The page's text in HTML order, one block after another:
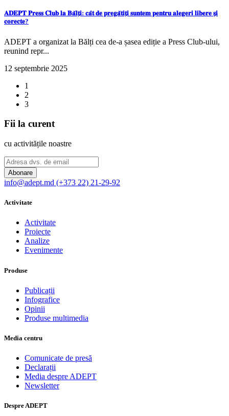
𝐀𝐃𝐄𝐏𝐓 𝐏𝐫𝐞𝐬𝐬 𝐂𝐥𝐮𝐛 𝐥𝐚 𝐁𝐚̆𝐥𝐭̗𝐢: 𝐜𝐚̂𝐭 𝐝𝐞 𝐩𝐫𝐞𝐠𝐚̆𝐭𝐢𝐭̗𝐢 𝐬𝐮𝐧𝐭𝐞𝐦 𝐩𝐞𝐧𝐭𝐫𝐮 𝐚𝐥𝐞𝐠𝐞𝐫𝐢 𝐥𝐢𝐛𝐞𝐫𝐞 𝐬̗𝐢
𝐜𝐨𝐫𝐞𝐜𝐭𝐞?
ADEPT a organizat la Bălți cea de-a șasea ediție a Press Club-ului,
reunind repr...
12 septembrie 2025
1
2
3
Fii la curent
cu activitățile noastre
Abonare
info@adept.md (+373 22) 21-29-92
Activitate
Activitate
Proiecte
Analize
Evenimente
Produse
Publicații
Infografice
Opinii
Produse multimedia
Media centru
Comunicate de presă
Declarații
Media despre ADEPT
Newsletter
Despre ADEPT